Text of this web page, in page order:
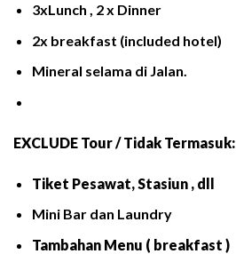
3xLunch , 2 x Dinner
2x breakfast (included hotel)
Mineral selama di Jalan.
EXCLUDE Tour / Tidak Termasuk:
Tiket Pesawat, Stasiun , dll
Mini Bar dan Laundry
Tambahan Menu ( breakfast )